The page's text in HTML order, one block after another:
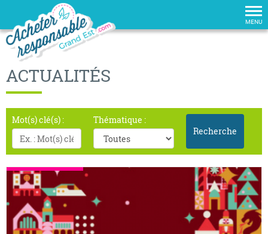
MENU
ACTUALITÉS
Mot(s) clé(s) :
Thématique :
Recherche